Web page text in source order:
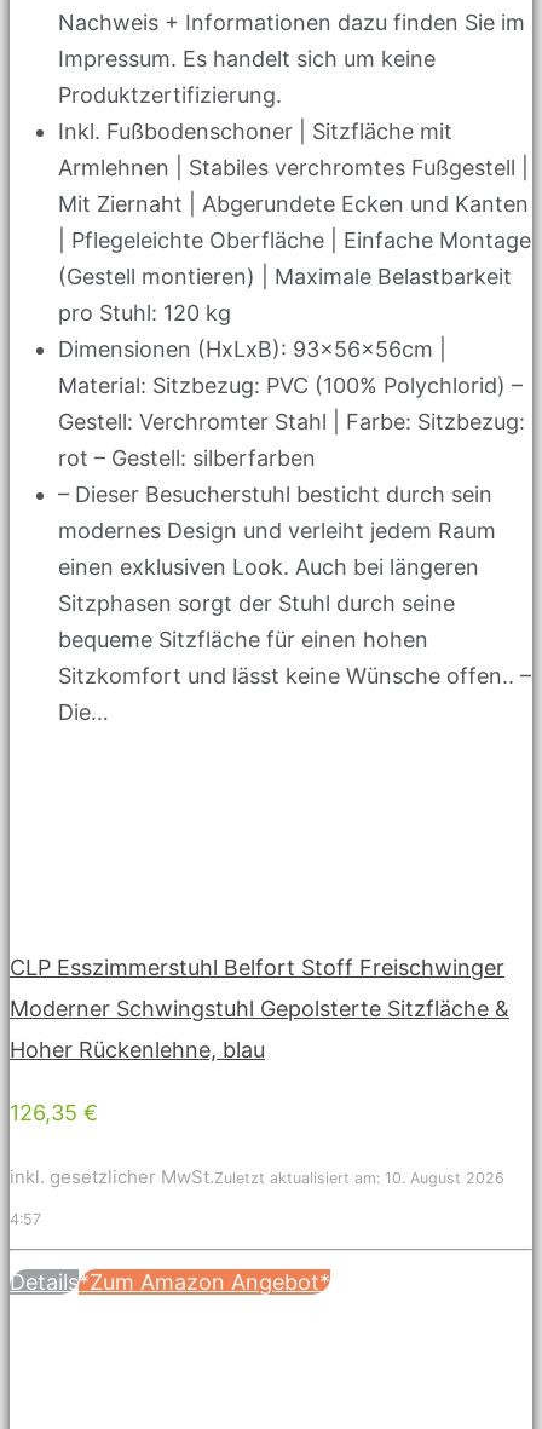
Nachweis + Informationen dazu finden Sie im
Impressum. Es handelt sich um keine
Produktzertifizierung.
Inkl. Fußbodenschoner | Sitzfläche mit
Armlehnen | Stabiles verchromtes Fußgestell |
Mit Ziernaht | Abgerundete Ecken und Kanten
| Pflegeleichte Oberfläche | Einfache Montage
(Gestell montieren) | Maximale Belastbarkeit
pro Stuhl: 120 kg
Dimensionen (HxLxB): 93x56x56cm |
Material: Sitzbezug: PVC (100% Polychlorid) –
Gestell: Verchromter Stahl | Farbe: Sitzbezug:
rot – Gestell: silberfarben
– Dieser Besucherstuhl besticht durch sein
modernes Design und verleiht jedem Raum
einen exklusiven Look. Auch bei längeren
Sitzphasen sorgt der Stuhl durch seine
bequeme Sitzfläche für einen hohen
Sitzkomfort und lässt keine Wünsche offen.. –
Die…
CLP Esszimmerstuhl Belfort Stoff Freischwinger
Moderner Schwingstuhl Gepolsterte Sitzfläche &
Hoher Rückenlehne, blau
126,35 €
inkl. gesetzlicher MwSt.Zuletzt aktualisiert am: 10. August 2026
4:57
Details*Zum Amazon Angebot*